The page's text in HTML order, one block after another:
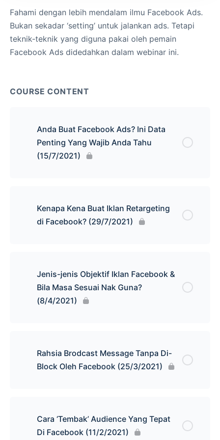
Fahami dengan lebih mendalam ilmu Facebook Ads.
Bukan sekadar ‘setting’ untuk jalankan ads. Tetapi
teknik-teknik yang diguna pakai oleh pemain
Facebook Ads didedahkan dalam webinar ini.
COURSE CONTENT
Anda Buat Facebook Ads? Ini Data
Penting Yang Wajib Anda Tahu
(15/7/2021)
Kenapa Kena Buat Iklan Retargeting
di Facebook? (29/7/2021)
Jenis-jenis Objektif Iklan Facebook &
Bila Masa Sesuai Nak Guna?
(8/4/2021)
Rahsia Brodcast Message Tanpa Di-
Block Oleh Facebook (25/3/2021)
Cara ‘Tembak’ Audience Yang Tepat
Di Facebook (11/2/2021)